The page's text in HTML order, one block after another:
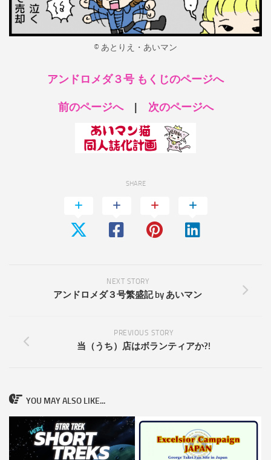
© あとりえ・あいマン
アンドロメダ３号 もくじのページへ
前のページへ| 次のページへ
SHARE
NEXT STORY
アンドロメダ３号繁盛記 by あいマン
PREVIOUS STORY
当（うち）店はボランティアか?!
YOU MAY ALSO LIKE...